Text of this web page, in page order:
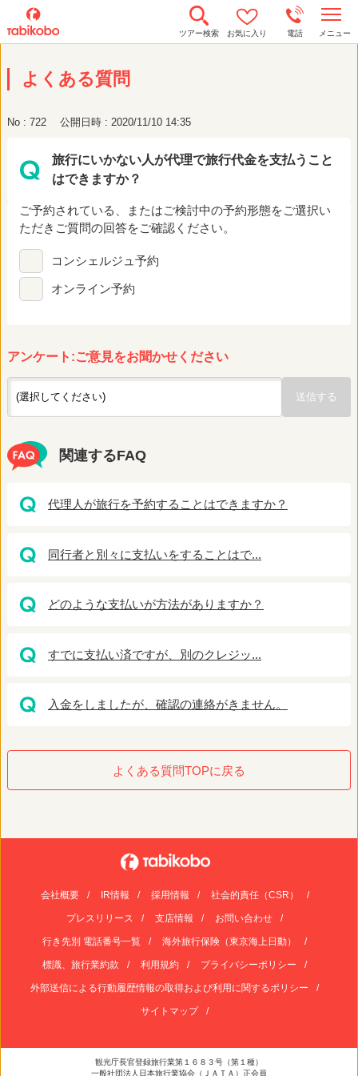
ツアー検索 お気に入り 電話 メニュー
o
a
よくある質問
No : 722 公開日時 : 2020/11/10 14:35
旅行にいかない人が代理で旅行代金を支払うこと
はできますか？
ご予約されている、またはご検討中の予約形態をご選択い
ただきご質問の回答をご確認ください。
コンシェルジュ予約
オンライン予約
アンケート:ご意見をお聞かせください
関連するFAQ
代理人が旅行を予約することはできますか？
同行者と別々に支払いをすることはで...
どのような支払いが方法がありますか？
すでに支払い済ですが、別のクレジッ...
入金をしましたが、確認の連絡がきません。
よくある質問TOPに戻る
会社概要 IR情報 採用情報 社会的責任（CSR）
プレスリリース 支店情報 お問い合わせ
行き先別 電話番号一覧 海外旅行保険（東京海上日動）
標識、旅行業約款 利用規約 プライバシーポリシー
外部送信による行動履歴情報の取得および利用に関するポリシー
サイトマップ
観光庁長官登録旅行業第１６８３号（第１種）
一般社団法人日本旅行業協会（ＪＡＴＡ）正会員